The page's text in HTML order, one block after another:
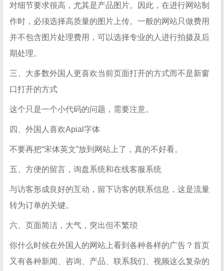
对细节要求很高，尤其是产品图片。因此，在进行网站制
作时，必须选择高质量的图片上传。一般的网站只做费用
并不包含图片处理费用，可以选择专业的人进行拍摄及后
期处理。
三、大多数外国人更喜欢当前页面打开的方式而不是新窗
口打开的方式
这个只是一个小代码的问题，需要注意。
四、外国人喜欢Apial字体
不要再把“宋体英文”放到网站上了，真的不好看。
五、方便的留言，询盘系统和在线客服系统
与访客形成良好的互动，留下访客的联系信息，这是流量
转为订单的关键。
六、页面简洁，大气，突出但不繁琐
你什么时候在外国人的网站上看到各种各样的广告？首页
又有各种新闻、咨询、产品、联系我们、视频这么复杂的